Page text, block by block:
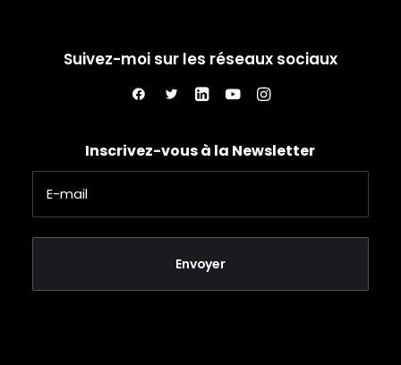
Suivez-moi sur les réseaux sociaux
Inscrivez-vous à la Newsletter